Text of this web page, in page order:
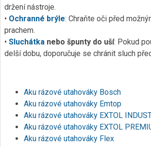
držení nástroje.
• Ochranné brýle: Chraňte oči před
prachem.
• Sluchátka nebo špunty do uší: Pokud
delší dobu, doporučuje se chránit sluch
Aku rázové utahováky Bosch
Aku rázové utahováky Emtop
Aku rázové utahováky EXTOL
Aku rázové utahováky EXTOL
Aku rázové utahováky Flex